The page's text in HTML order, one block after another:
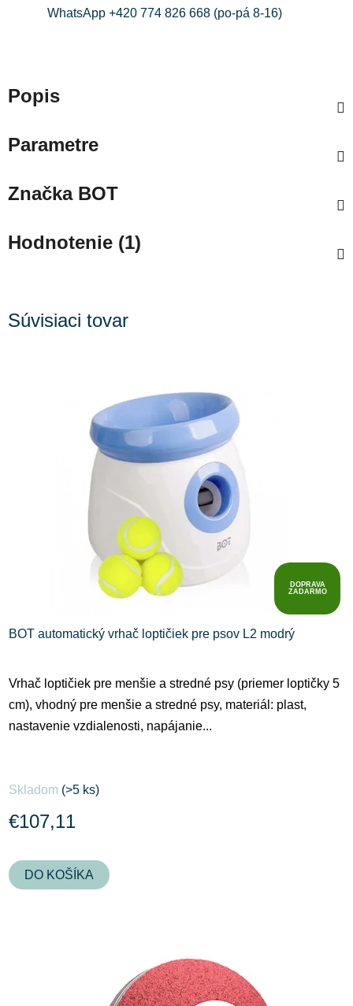
WhatsApp +420 774 826 668 (po-pá 8-16)
Popis
Parametre
ZnačkaBOT
Hodnotenie (1)
Súvisiaci tovar
DOPRAVA
ZADARMO
BOT automatický vrhač loptičiek pre psov L2 modrý
Vrhač loptičiek pre menšie a stredné psy (priemer loptičky 5
cm), vhodný pre menšie a stredné psy, materiál: plast,
nastavenie vzdialenosti, napájanie...
hodnotenie
produktu
4,0
z
Skladom (>5 ks)
€107,11
DO KOŠÍKA